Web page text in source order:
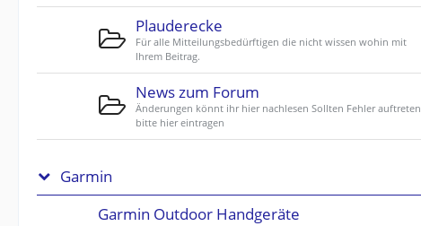
Plauderecke
Für alle Mitteilungsbedürftigen die nicht wissen wohin mit
Ihrem Beitrag.
News zum Forum
Änderungen könnt ihr hier nachlesen Sollten Fehler auftreten ,
bitte hier eintragen
Garmin
Garmin Outdoor Handgeräte